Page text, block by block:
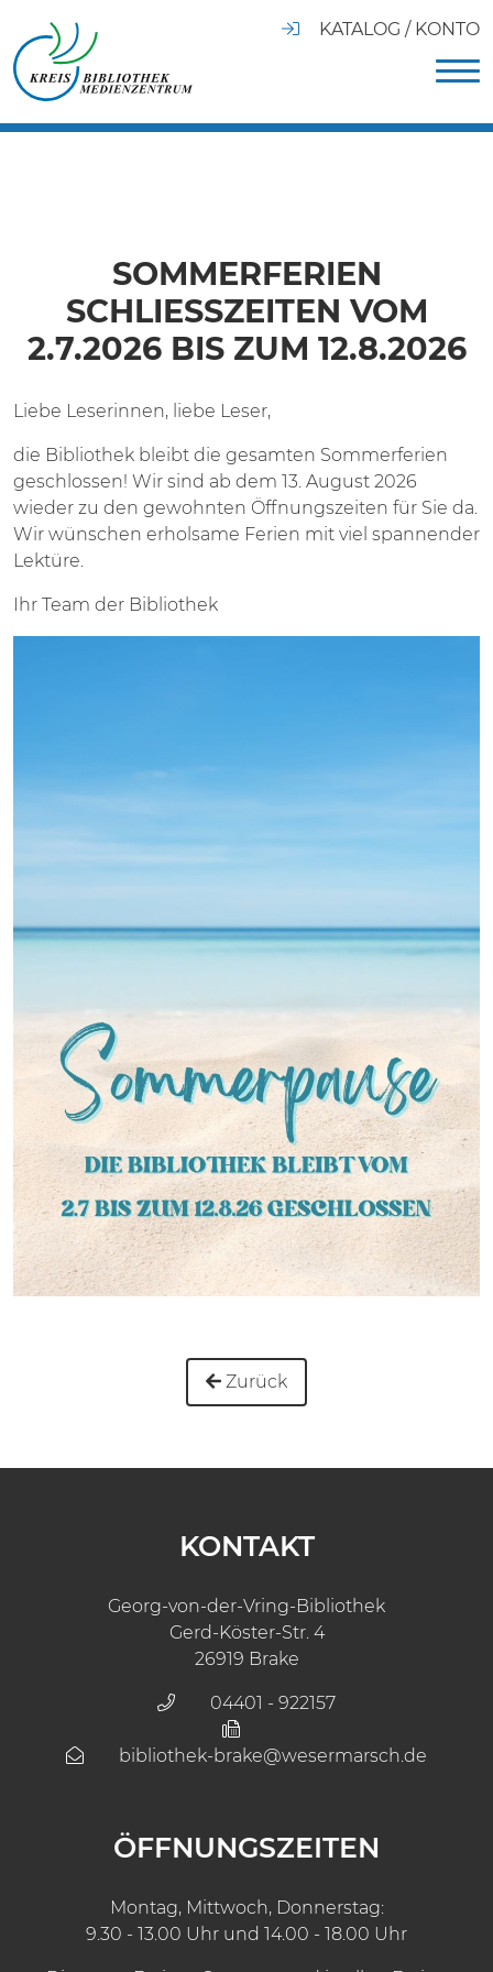
KATALOG / KONTO
SOMMERFERIEN
SCHLIESSZEITEN VOM 2
.7.2026 BIS ZUM 12.8.2026
Liebe Leserinnen, liebe Leser,
die Bibliothek bleibt die gesamten Sommerferien
geschlossen! Wir sind ab dem 13. August 2026
wieder zu den gewohnten Öffnungszeiten für Sie da.
Wir wünschen erholsame Ferien mit viel spannender
Lektüre.
Ihr Team der Bibliothek
Zurück
KONTAKT
Georg-von-der-Vring-Bibliothek
Gerd-Köster-Str. 4
26919 Brake
04401 - 922157
bibliothek-brake@wesermarsch.de
ÖFFNUNGSZEITEN
Montag, Mittwoch, Donnerstag:
9.30 - 13.00 Uhr und 14.00 - 18.00 Uhr